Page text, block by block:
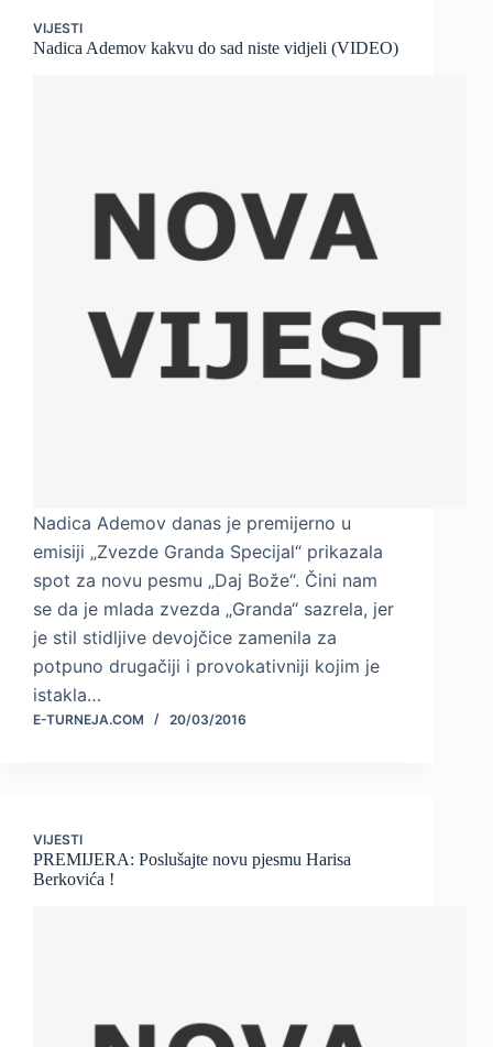
VIJESTI
Nadica Ademov kakvu do sad niste vidjeli (VIDEO)
Nadica Ademov danas je premijerno u
emisiji „Zvezde Granda Specijal“ prikazala
spot za novu pesmu „Daj Bože“. Čini nam
se da je mlada zvezda „Granda“ sazrela, jer
je stil stidljive devojčice zamenila za
potpuno drugačiji i provokativniji kojim je
istakla…
E-TURNEJA.COM 20/03/2016
VIJESTI
PREMIJERA: Poslušajte novu pjesmu Harisa
Berkovića !